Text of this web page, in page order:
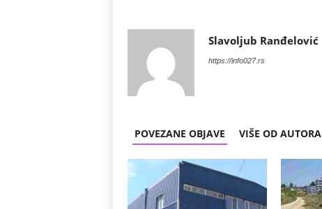
Slavoljub Ranđelović
https://info027.rs
POVEZANE OBJAVE VIŠE OD AUTORA